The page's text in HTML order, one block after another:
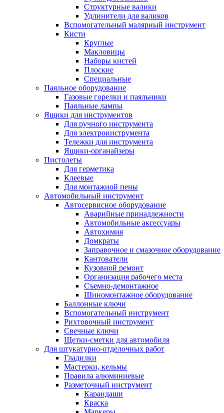
Структурные валики
Удлинители для валиков
Вспомогательный малярный инструмент
Кисти
Круглые
Макловицы
Наборы кистей
Плоские
Специальные
Паяльное оборудование
Газовые горелки и паяльники
Паяльные лампы
Ящики для инструментов
Для ручного инструмента
Для электроинструмента
Тележки для инструмента
Ящики-органайзеры
Пистолеты
Для герметика
Клеевые
Для монтажной пены
Автомобильный инструмент
Автосервисное оборудование
Аварийные принадлежности
Автомобильные аксессуары
Автохимия
Домкраты
Заправочное и смазочное оборудование
Кантователи
Кузовной ремонт
Организация рабочего места
Съемно-демонтажное
Шиномонтажное оборудование
Баллонные ключи
Вспомогательный инструмент
Рихтовочный инструмент
Свечные ключи
Щетки-сметки для автомобиля
Для штукатурно-отделочных работ
Гладилки
Мастерки, кельмы
Правила алюминиевые
Разметочный инструмент
Карандаши
Краска